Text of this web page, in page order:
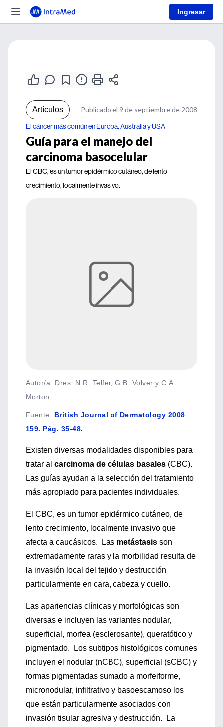
Ingresar
Artículos Publicado el 9 de septiembre de 2008
El cáncer más común en Europa, Australia y USA
Guía para el manejo del
carcinoma basocelular
El CBC, es un tumor epidérmico cutáneo, de lento
crecimiento, localmente invasivo.
Autor/a: Dres. N.R. Telfer, G.B. Volver y C.A.
Morton.
Fuente: British Journal of Dermatology 2008
159. Pág. 35-48.
Existen diversas modalidades disponibles para
tratar al carcinoma de células basales (CBC).
Las guías ayudan a la selección del tratamiento
más apropiado para pacientes individuales.
El CBC, es un tumor epidérmico cutáneo, de
lento crecimiento, localmente invasivo que
afecta a caucásicos. Las metástasis son
extremadamente raras y la morbilidad resulta de
la invasión local del tejido y destrucción
particularmente en cara, cabeza y cuello.
Las apariencias clínicas y morfológicas son
diversas e incluyen las variantes nodular,
superficial, morfea (esclerosante), queratótico y
pigmentado. Los subtipos histológicos comunes
incluyen el nodular (nCBC), superficial (sCBC) y
formas pigmentadas sumado a morfeiforme,
micronodular, infiltrativo y basoescamoso los
que están particularmente asociados con
invasión tisular agresiva y destrucción. La